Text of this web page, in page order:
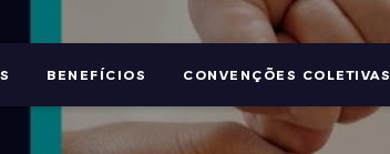
BENEFÍCIOS CONVENÇÕES COLETIVAS